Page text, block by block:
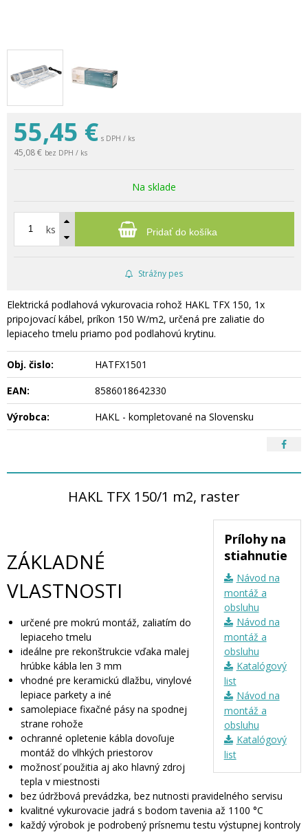
55,45 € s DPH / ks
45,08 € bez DPH / ks
Na sklade
ks Pridať do košíka
Strážny pes
Elektrická podlahová vykurovacia rohož HAKL TFX 150, 1x
pripojovací kábel, príkon 150 W/m2, určená pre zaliatie do
lepiaceho tmelu priamo pod podlahovú krytinu.
Obj. čislo:
HATFX1501
EAN:
8586018642330
Výrobca:
HAKL - kompletované na Slovensku
HAKL TFX 150/1 m2, raster
Prílohy na
stiahnutie
Návod na
montáž a
obsluhu
Návod na
montáž a
obsluhu
Katalógový
list
Návod na
montáž a
obsluhu
Katalógový
list
ZÁKLADNÉ
VLASTNOSTI
určené pre mokrú montáž, zaliatím do
lepiaceho tmelu
ideálne pre rekonštrukcie vďaka malej
hrúbke kábla len 3 mm
vhodné pre keramickú dlažbu, vinylové
lepiace parkety a iné
samolepiace fixačné pásy na spodnej
strane rohože
ochranné opletenie kábla dovoľuje
montáž do vlhkých priestorov
možnosť použitia aj ako hlavný zdroj
tepla v miestnosti
bez údržbová prevádzka, bez nutnosti pravidelného servisu
kvalitné vykurovacie jadrá s bodom tavenia až 1100 °C
každý výrobok je podrobený prísnemu testu výstupnej kontroly